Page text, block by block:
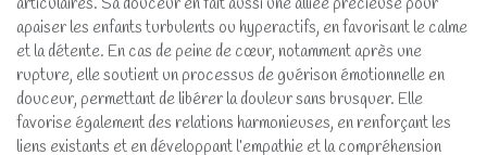
apaiser les enfants turbulents ou hyperactifs, en favorisant le calme
et la détente. En cas de peine de cœur, notamment après une
rupture, elle soutient un processus de guérison émotionnelle en
douceur, permettant de libérer la douleur sans brusquer. Elle
favorise également des relations harmonieuses, en renforçant les
liens existants et en développant l’empathie et la compréhension